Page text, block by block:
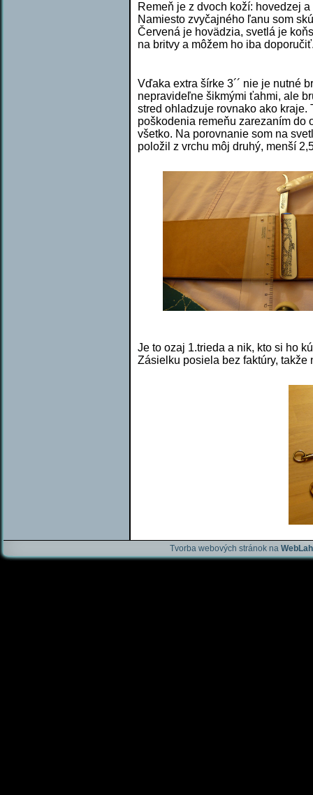
Remeň je z dvoch koží: hovedzej
Namiesto zvyčajného ľanu som
Červená je hovädzia, svetlá je
na britvy a môžem ho iba
Vďaka extra šírke 3´´ nie je nutné
nepravideľne šikmými ťahmi, ale
stred ohladzuje rovnako ako kraje.
poškodenia remeňu zarezaním do
všetko. Na porovnanie som na
položil z vrchu môj druhý, menší
Je to ozaj 1.trieda a nik, kto si ho
Zásielku posiela bez faktúry,
Tvorba webových stránok na